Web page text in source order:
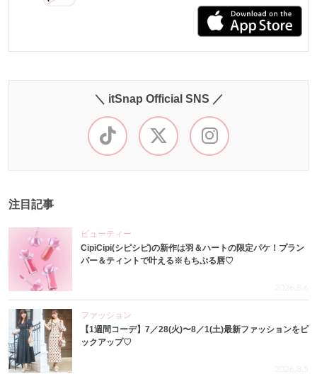
＼ itSnap Official SNS ／
注目記事
ビューティー
CipiCipi(シピシピ)の新作は羽＆ハートの限定パケ！プラン
パー＆ティントで叶える※もちぷる唇♡
2026.8.6
ファッション
【1週間コーデ】7／28(火)〜8／1(土)最新ファッションをピ
ックアップ♡
2026.8.5